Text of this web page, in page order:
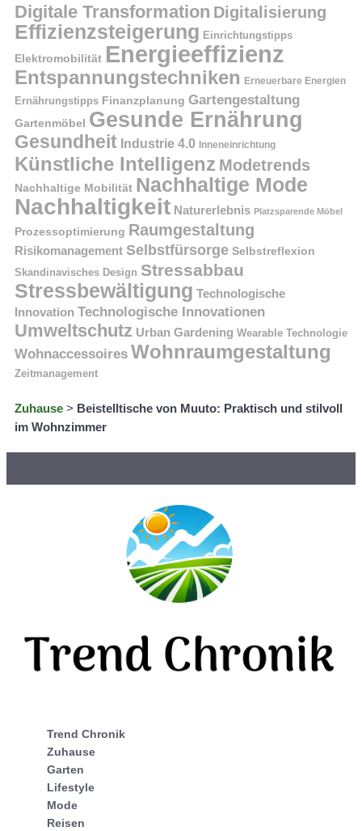
Digitale Transformation Digitalisierung
Effizienzsteigerung Einrichtungstipps
Elektromobilität Energieeffizienz
Entspannungstechniken Erneuerbare Energien
Ernährungstipps Finanzplanung Gartengestaltung
Gartenmöbel Gesunde Ernährung
Gesundheit Industrie 4.0 Inneneinrichtung
Künstliche Intelligenz Modetrends
Nachhaltige Mobilität Nachhaltige Mode
Nachhaltigkeit Naturerlebnis Platzsparende Möbel
Prozessoptimierung Raumgestaltung
Risikomanagement Selbstfürsorge Selbstreflexion
Skandinavisches Design Stressabbau
Stressbewältigung Technologische
Innovation Technologische Innovationen
Umweltschutz Urban Gardening Wearable Technologie
Wohnaccessoires Wohnraumgestaltung
Zeitmanagement
Zuhause > Beistelltische von Muuto: Praktisch und stilvoll
im Wohnzimmer
Trend Chronik
Zuhause
Garten
Lifestyle
Mode
Reisen